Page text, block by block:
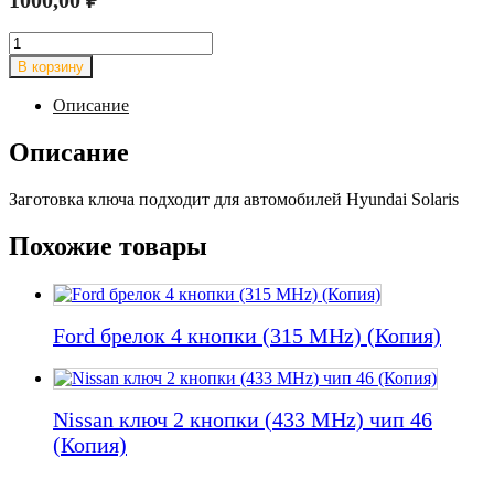
Количество
товара
Hyundai
корпус
ключа
под
чип
В корзину
Описание
Описание
Заготовка ключа подходит для автомобилей Hyundai Solaris
Похожие товары
Ford брелок 4 кнопки (315 MHz) (Копия)
Nissan ключ 2 кнопки (433 MHz) чип 46
(Копия)